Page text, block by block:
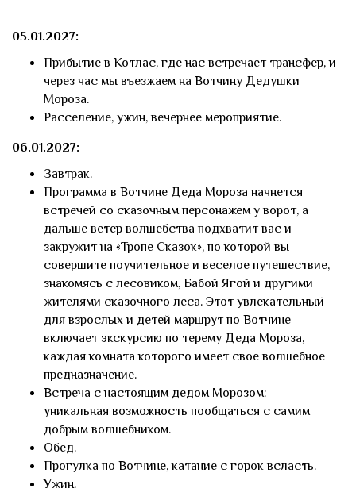
05.01.2027:
Прибытие в Котлас, где нас встречает трансфер, и
через час мы въезжаем на Вотчину Дедушки
Мороза.
Расселение, ужин, вечернее мероприятие.
06.01.2027:
Завтрак.
Программа в Вотчине Деда Мороза начнется
встречей со сказочным персонажем у ворот, а
дальше ветер волшебства подхватит вас и
закружит на «Тропе Сказок», по которой вы
совершите поучительное и веселое путешествие,
знакомясь с лесовиком, Бабой Ягой и другими
жителями сказочного леса. Этот увлекательный
для взрослых и детей маршрут по Вотчине
включает экскурсию по терему Деда Мороза,
каждая комната которого имеет свое волшебное
предназначение.
Встреча с настоящим дедом Морозом:
уникальная возможность пообщаться с самим
добрым волшебником.
Обед.
Прогулка по Вотчине, катание с горок всласть.
Ужин.